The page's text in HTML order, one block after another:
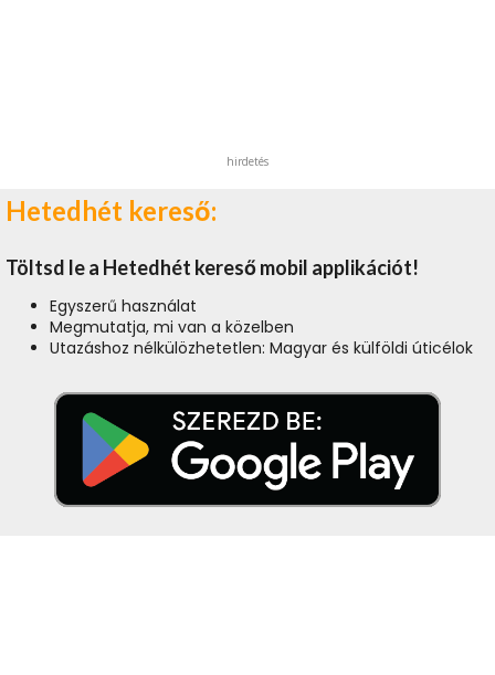
hirdetés
Hetedhét kereső:
Töltsd le a Hetedhét kereső mobil applikációt!
Egyszerű használat
Megmutatja, mi van a közelben
Utazáshoz nélkülözhetetlen: Magyar és külföldi úticélok